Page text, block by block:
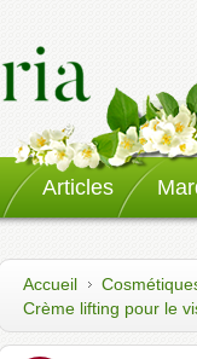
Articles
Accueil
Crème lifting pour le